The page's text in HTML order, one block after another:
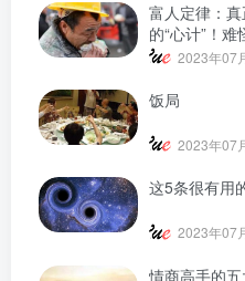
富人定律：
的“心计”！
2023年07
饭局
2023年07
这5条很有用
2023年07
情商高手的